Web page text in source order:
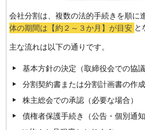
会社分割は、複数の法的手続きを順に
体の期間は【約２～３か月】が目安 と
主な流れは以下の通りです。
基本方針の決定（取締役会での協議
分割契約書または分割計画書の作成
株主総会での承認（必要な場合）
債権者保護手続き（公告・個別